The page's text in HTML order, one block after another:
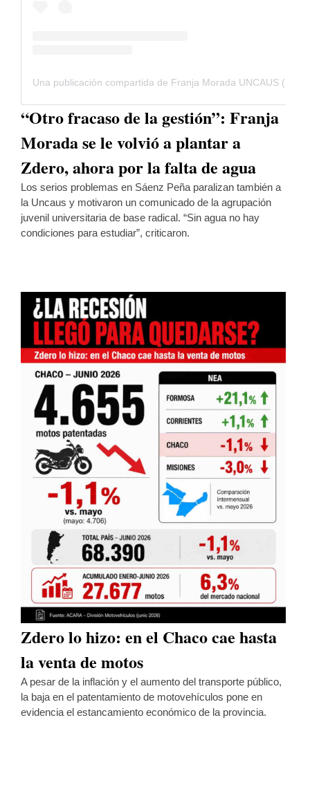
“Otro fracaso de la gestión”: Franja
Morada se le volvió a plantar a
Zdero, ahora por la falta de agua
Los serios problemas en Sáenz Peña paralizan también a
la Uncaus y motivaron un comunicado de la agrupación
juvenil universitaria de base radical. “Sin agua no hay
condiciones para estudiar”, criticaron.
Zdero lo hizo: en el Chaco cae hasta
la venta de motos
A pesar de la inflación y el aumento del transporte público,
la baja en el patentamiento de motovehículos pone en
evidencia el estancamiento económico de la provincia.